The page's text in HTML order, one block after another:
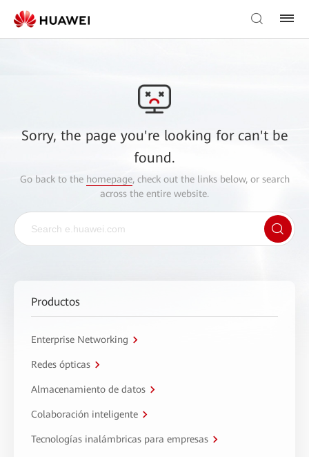
Sorry, the page you're looking for can't be
found.
Go back to the homepage, check out the links below, or search
across the entire website.
Productos
Enterprise Networking
Redes ópticas
Almacenamiento de datos
Colaboración inteligente
Tecnologías inalámbricas para empresas